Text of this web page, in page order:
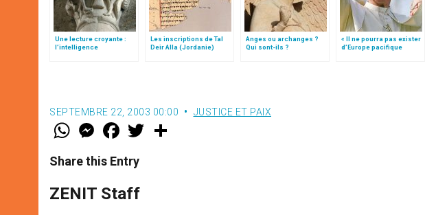
Une lecture croyante :
l’intelligence
Les inscriptions de Tal
Deir Alla (Jordanie)
Anges ou archanges ?
Qui sont-ils ?
« Il ne pourra pas exister
d’Europe pacifique
SEPTEMBRE 22, 2003 00:00 JUSTICE ET PAIX
W
t
s
p
p
M
e
s
e
g
e
F
a
e
b
o
k
w
Share this Entry
ZENIT Staff